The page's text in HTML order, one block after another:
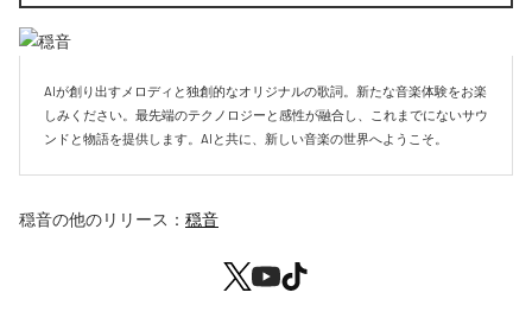
AIが創り出すメロディと独創的なオリジナルの歌詞。新たな音楽体験をお楽
しみください。最先端のテクノロジーと感性が融合し、これまでにないサウ
ンドと物語を提供します。AIと共に、新しい音楽の世界へようこそ。
穏音の他のリリース： 穏音